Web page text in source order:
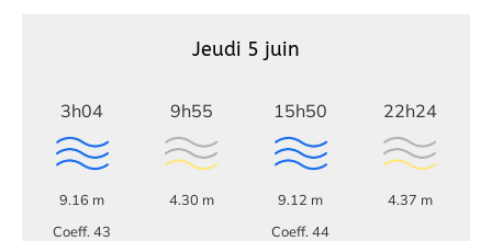
Jeudi 5 juin
3h04
9.16 m
Coeff. 43
9h55
4.30 m
15h50
9.12 m
Coeff. 44
22h24
4.37 m